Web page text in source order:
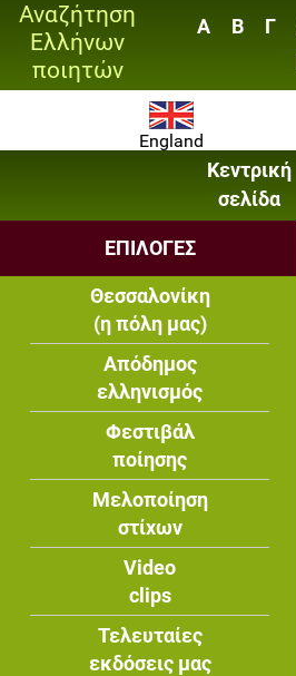
Αναζήτηση
Ελλήνων
ποιητών
Α Β Γ
England
Κεντρική
σελίδα
ΕΠΙΛΟΓΕΣ
Θεσσαλονίκη
(η πόλη μας)
Απόδημος
ελληνισμός
Φεστιβάλ
ποίησης
Μελοποίηση
στίχων
Video
clips
Τελευταίες
εκδόσεις μας